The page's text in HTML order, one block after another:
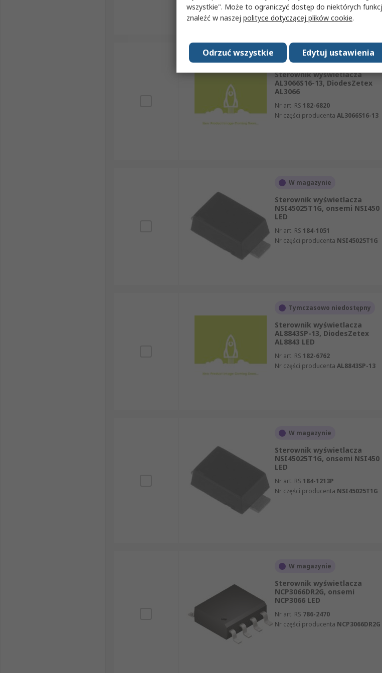
W magazynie
Sterownik wyświetlacza
AL3066S16-13, DiodesZetex
AL3066
Nr art. RS 182-6820
Nr części producenta AL3066S16-13
W magazynie
Sterownik wyświetlacza
NSI45025T1G, onsemi NSI450
LED
Nr art. RS 184-1051
Nr części producenta NSI45025T1G
Tymczasowo niedostępny
Sterownik wyświetlacza
AL8843SP-13, DiodesZetex
AL8843 LED
Nr art. RS 182-6762
Nr części producenta AL8843SP-13
W magazynie
Sterownik wyświetlacza
NSI45025T1G, onsemi NSI450
LED
Nr art. RS 184-1213P
Nr części producenta NSI45025T1G
W magazynie
Sterownik wyświetlacza
NCP3066DR2G, onsemi
NCP3066 LED
Nr art. RS 786-2470
Nr części producenta NCP3066DR2G
wszystkie". Może to ograniczyć dostęp do niektórych
znaleźć w naszej polityce dotyczącej plików cookie.
Edytuj ustawienia
Odrzuć wszystkie